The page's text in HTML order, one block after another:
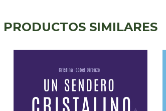
PRODUCTOS SIMILARES